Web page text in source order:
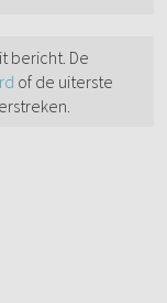
bericht. De
of de uiterste